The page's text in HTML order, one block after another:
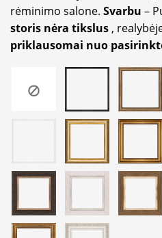
rėminimo salone. Svarbu –
storis nėra tikslus,
priklausomai nuo